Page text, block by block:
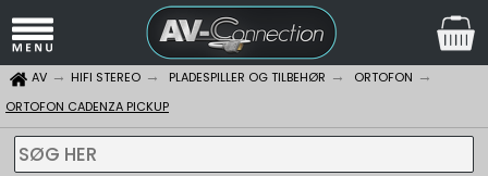
AV HIFI STEREO PLADESPILLER OG TILBEHØR
ORTOFON
ORTOFON CADENZA PICKUP
SØG HER